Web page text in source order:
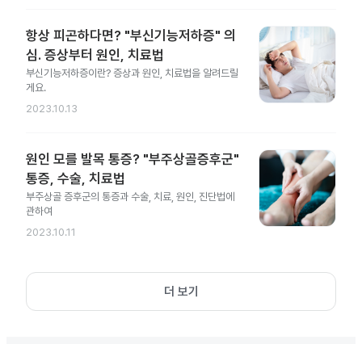
항상 피곤하다면? "부신기능저하증" 의
심. 증상부터 원인, 치료법
부신기능저하증이란? 증상과 원인, 치료법을 알려드릴
게요.
2023.10.13
원인 모를 발목 통증? "부주상골증후군"
통증, 수술, 치료법
부주상골 증후군의 통증과 수술, 치료, 원인, 진단법에
관하여
2023.10.11
더 보기